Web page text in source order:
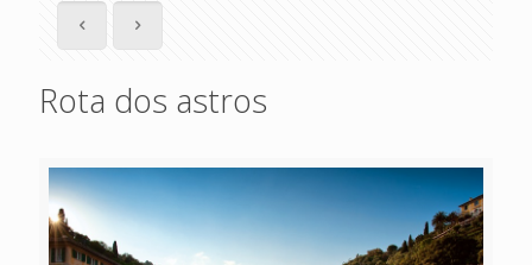
Rota dos astros